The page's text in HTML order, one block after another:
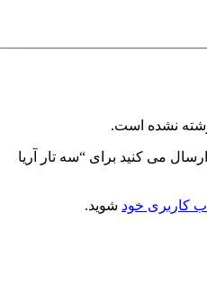
نشده است.
می کنید برای “سه تار آریا
کاربری خود شوید.